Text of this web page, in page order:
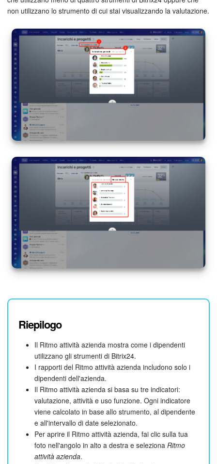
non utilizzano lo strumento di cui stai visualizzando la valutazione.
Riepilogo
Il Ritmo attività azienda mostra come i dipendenti
utilizzano gli strumenti di Bitrix24.
I rapporti del Ritmo attività azienda includono solo i
dipendenti dell'azienda.
Il Ritmo attività azienda si basa su tre indicatori:
valutazione, attività e uso funzione. Ogni indicatore
viene calcolato in base allo strumento, al dipendente
e all'intervallo di date selezionato.
Per aprire il Ritmo attività azienda, fai clic sulla tua
foto nell'angolo in alto a destra e seleziona Ritmo
attività azienda.